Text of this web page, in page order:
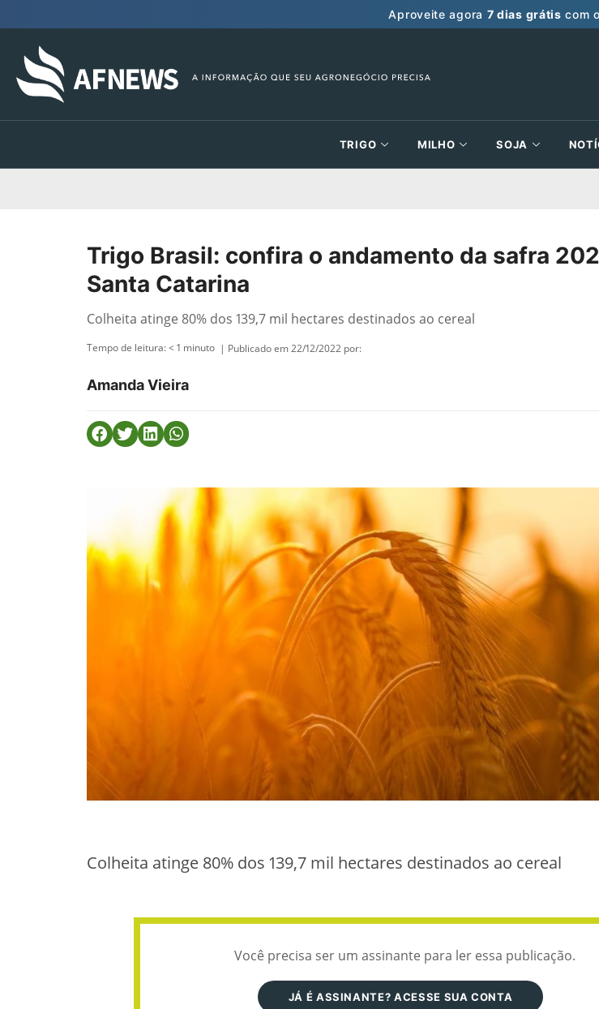
Aproveite agora 7 dias grátis com o
TRIGO MILHO SOJA
Trigo Brasil: confira o andamento da safra
Santa Catarina
Colheita atinge 80% dos 139,7 mil hectares destinados ao cereal
Tempo de leitura:< 1 minuto | Publicado em 22/12/2022 por:
Amanda Vieira
Colheita atinge 80% dos 139,7 mil hectares destinados ao cereal
Você precisa ser um assinante para ler essa publicação.
JÁ É ASSINANTE? ACESSE SUA CONTA